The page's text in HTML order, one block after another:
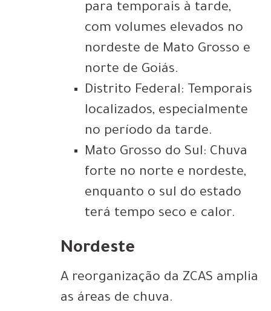
para temporais à tarde,
com volumes elevados no
nordeste de Mato Grosso e
norte de Goiás.
Distrito Federal: Temporais
localizados, especialmente
no período da tarde.
Mato Grosso do Sul: Chuva
forte no norte e nordeste,
enquanto o sul do estado
terá tempo seco e calor.
Nordeste
A reorganização da ZCAS amplia
as áreas de chuva.